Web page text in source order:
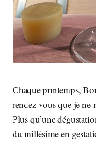
Chaque printemps,
rendez-vous que je ne
Plus qu’une
du millésime en